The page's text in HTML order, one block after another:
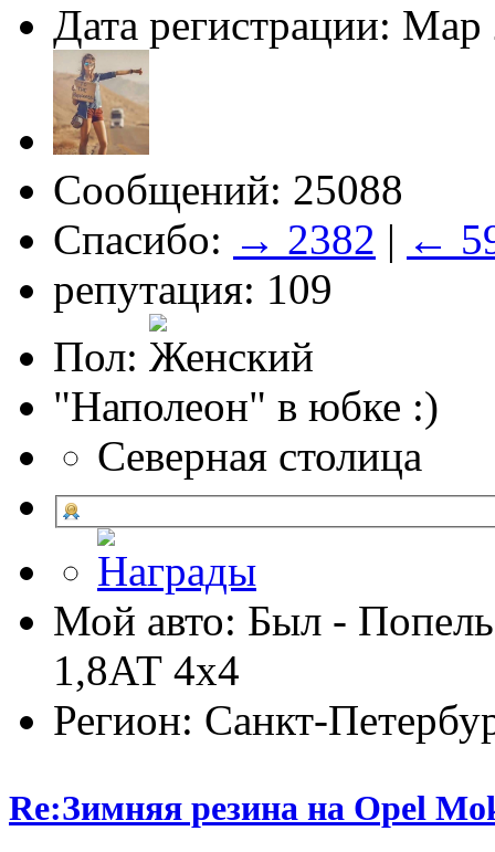
Дата регистрации: Мар
Сообщений: 25088
Спасибо: → 2382 | ←
репутация: 109
Пол:
"Наполеон" в юбке :)
Северная столица
Мой авто: Был -
1,8АТ 4х4
Регион: Санкт-
Re:Зимняя резина на Opel